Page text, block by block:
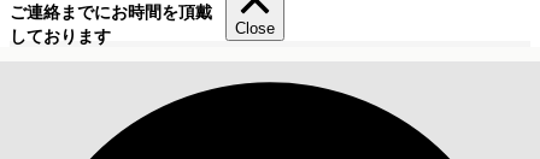
ご連絡までにお時間を頂戴
しております
Close